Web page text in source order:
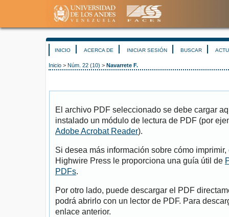
INICIO ACERCA DE INICIAR SESIÓN BUSCAR
Inicio > Núm. 22 (10) > Navarrete F.
El archivo PDF seleccionado se debe cargar
instalado un módulo de lectura de PDF (por
Adobe Acrobat Reader).
Si desea más información sobre cómo
Highwire Press le proporciona una guía útil de
PDFs.
Por otro lado, puede descargar el PDF
podrá abrirlo con un lector de PDF. Para
enlace anterior.